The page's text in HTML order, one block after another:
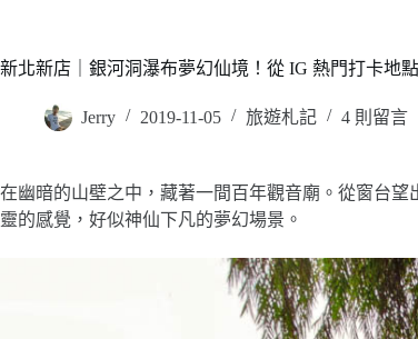
新北新店｜銀河洞瀑布夢幻仙境！從 IG 熱門打卡地
Jerry 2019-11-05 旅遊札記 4 則留言
在幽暗的山壁之中，藏著一間百年觀音廟。從窗台
靈的感覺，好似神仙下凡的夢幻場景。